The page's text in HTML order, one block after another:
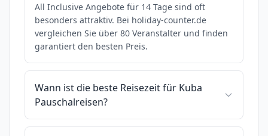
All Inclusive Angebote für 14 Tage sind oft
besonders attraktiv. Bei holiday-counter.de
vergleichen Sie über 80 Veranstalter und finden
garantiert den besten Preis.
Wann ist die beste Reisezeit für Kuba
Pauschalreisen?